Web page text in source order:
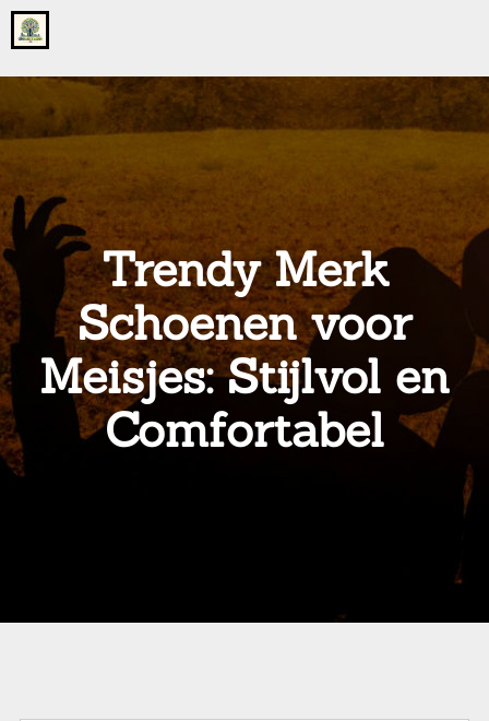
Go
to
home
onsgrotegezin.nl
Trendy Merk
Schoenen voor
Meisjes: Stijlvol en
Comfortabel